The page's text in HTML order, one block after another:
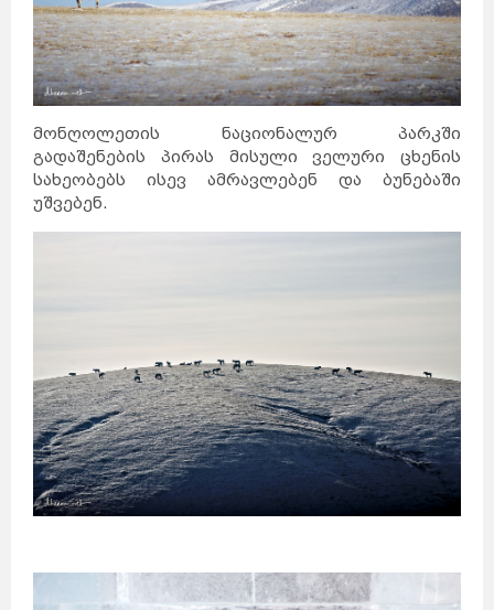
მონღოლეთის ნაციონალურ პარკში
გადაშენების პირას მისული ველური ცხენის
სახეობებს ისევ ამრავლებენ და ბუნებაში
უშვებენ.